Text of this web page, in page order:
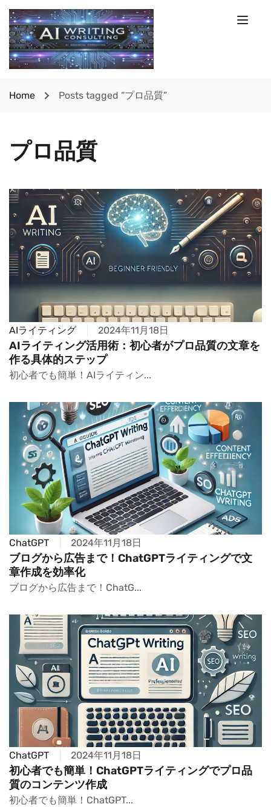
Home Posts tagged “プロ品質”
プロ品質
AIライティング 2024年11月18日
AIライティング活用術：初心者がプロ品質の文章を
作る具体的ステップ
初心者でも簡単！AIライティン...
ChatGPT 2024年11月18日
ブログから広告まで！ChatGPTライティングで文
章作成を効率化
ブログから広告まで！ChatG...
ChatGPT 2024年11月18日
初心者でも簡単！ChatGPTライティングでプロ品
質のコンテンツ作成
初心者でも簡単！ChatGPT...